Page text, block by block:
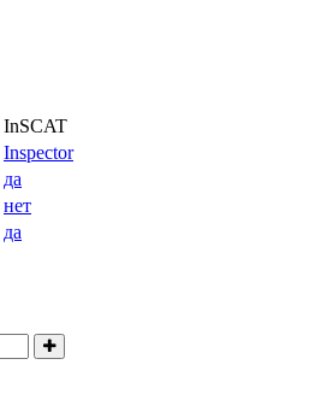
InSCAT
Inspector
да
нет
да